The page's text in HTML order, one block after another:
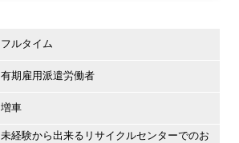
フルタイム
有期雇用派遣労働者
増車
未経験から出来るリサイクルセンターでのお